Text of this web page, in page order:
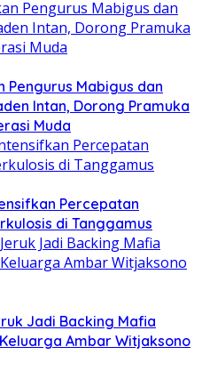
Pengurus Mabigus dan
Intan, Dorong Pramuka
Muda
Percepatan
di Tanggamus
Jadi Backing Mafia
Ambar Witjaksono